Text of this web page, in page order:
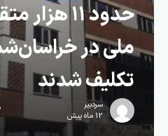
حدود ۱۱
ملی در
تکلیف شدند
سردبیر
12 ماه پیش